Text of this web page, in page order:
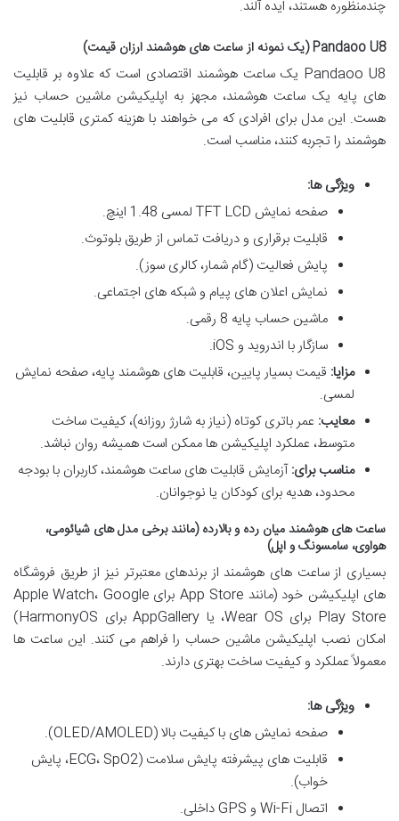
چندمنظوره هستند، ایده آلند.
Pandaoo U8 (یک نمونه از ساعت های هوشمند ارزان قیمت)
Pandaoo U8 یک ساعت هوشمند اقتصادی است که علاوه بر قابلیت
های پایه یک ساعت هوشمند، مجهز به اپلیکیشن ماشین حساب نیز
هست. این مدل برای افرادی که می خواهند با هزینه کمتری قابلیت های
هوشمند را تجربه کنند، مناسب است.
ویژگی ها:
صفحه نمایش TFT LCD لمسی 1.48 اینچ.
قابلیت برقراری و دریافت تماس از طریق بلوتوث.
پایش فعالیت (گام شمار، کالری سوز).
نمایش اعلان های پیام و شبکه های اجتماعی.
ماشین حساب پایه 8 رقمی.
سازگار با اندروید و iOS.
مزایا: قیمت بسیار پایین، قابلیت های هوشمند پایه، صفحه نمایش
لمسی.
معایب: عمر باتری کوتاه (نیاز به شارژ روزانه)، کیفیت ساخت
متوسط، عملکرد اپلیکیشن ها ممکن است همیشه روان نباشد.
مناسب برای:آزمایش قابلیت های ساعت هوشمند، کاربران با بودجه
محدود، هدیه برای کودکان یا نوجوانان.
ساعت های هوشمند میان رده و بالارده (مانند برخی مدل های شیائومی،
هواوی، سامسونگ و اپل)
بسیاری از ساعت های هوشمند از برندهای معتبرتر نیز از طریق فروشگاه
های اپلیکیشن خود (مانند App Store برای Apple Watch، Google
Play Store برای Wear OS، یا AppGallery برای HarmonyOS)
امکان نصب اپلیکیشن ماشین حساب را فراهم می کنند. این ساعت ها
معمولاً عملکرد و کیفیت ساخت بهتری دارند.
ویژگی ها:
صفحه نمایش های با کیفیت بالا (OLED/AMOLED).
قابلیت های پیشرفته پایش سلامت (ECG، SpO2، پایش
خواب).
اتصال Wi-Fi و GPS داخلی.